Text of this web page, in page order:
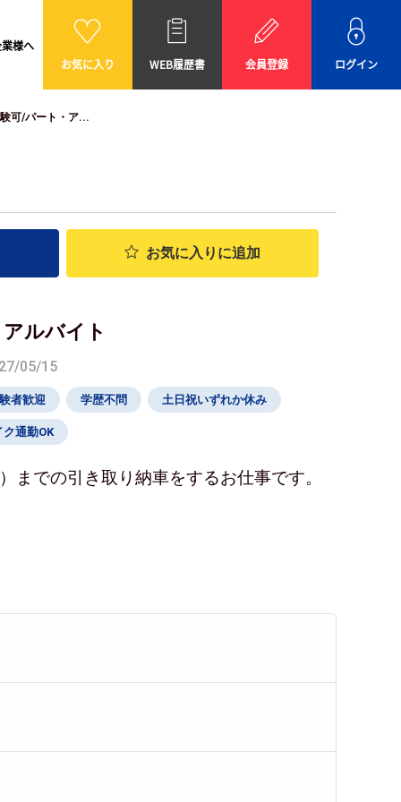
様へ
お気に入り
WEB履歴書 会員登録 ログイン
可/パート・ア...
お気に入り に追加
ルバイト
05/15
者歓迎 学歴不問 土日祝いずれか休み
ク通勤OK
での引き取り納車をするお仕事です。